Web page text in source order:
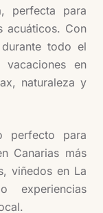
perfecta para
acuáticos. Con
todo el
en
naturaleza y
perfecto para
Canarias más
viñedos en La
experiencias